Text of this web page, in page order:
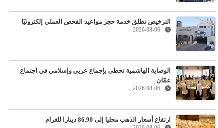
الترخيص تطلق خدمة حجز مواعيد الفحص العملي إلكترونيًا
2026-08-06
الوصاية الهاشمية تحظى بإجماع عربي وإسلامي في اجتماع
عمّان
2026-08-06
ارتفاع أسعار الذهب محليا إلى 86.90 دينارا للغرام